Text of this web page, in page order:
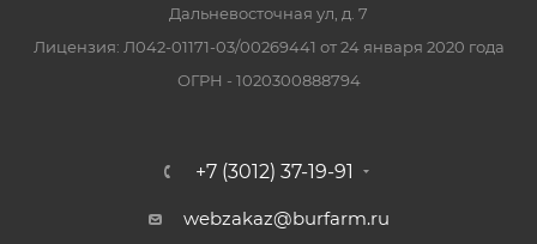
Дальневосточная ул, д. 7
Лицензия: Л042-01171-03/00269441 от 24 января 2020 года
ОГРН - 1020300888794
+7 (3012) 37-19-91
webzakaz@burfarm.ru